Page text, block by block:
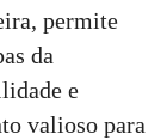
permite
da
e
valioso para